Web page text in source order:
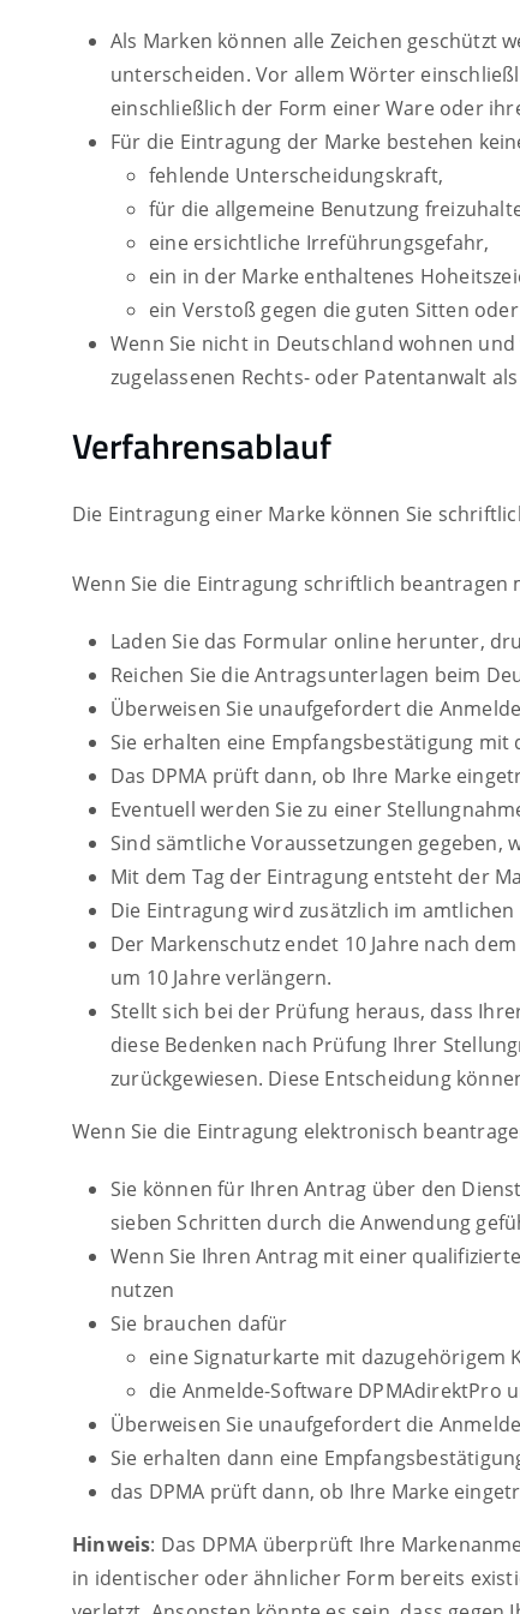
Als Marken können alle Zeichen geschützt
unterscheiden. Vor allem Wörter
einschließlich der Form einer Ware oder
Für die Eintragung der Marke bestehen
fehlende Unterscheidungskraft,
für die allgemeine Benutzung
eine ersichtliche Irreführungsgefahr,
ein in der Marke enthaltenes
ein Verstoß gegen die guten Sitten
Wenn Sie nicht in Deutschland wohnen
zugelassenen Rechts- oder Patentanwalt
Verfahrensablauf
Die Eintragung einer Marke können Sie
Wenn Sie die Eintragung schriftlich beantragen
Laden Sie das Formular online herunter,
Reichen Sie die Antragsunterlagen beim
Überweisen Sie unaufgefordert die
Sie erhalten eine Empfangsbestätigung
Das DPMA prüft dann, ob Ihre Marke
Eventuell werden Sie zu einer
Sind sämtliche Voraussetzungen
Mit dem Tag der Eintragung entsteht der
Die Eintragung wird zusätzlich im
Der Markenschutz endet 10 Jahre nach
um 10 Jahre verlängern.
Stellt sich bei der Prüfung heraus, dass
diese Bedenken nach Prüfung Ihrer
zurückgewiesen. Diese Entscheidung
Wenn Sie die Eintragung elektronisch
Sie können für Ihren Antrag über den
sieben Schritten durch die Anwendung
Wenn Sie Ihren Antrag mit einer
nutzen
Sie brauchen dafür
eine Signaturkarte mit dazugehörigem
die Anmelde-Software DPMAdirektPro
Überweisen Sie unaufgefordert die
Sie erhalten dann eine
das DPMA prüft dann, ob Ihre Marke
Hinweis: Das DPMA überprüft Ihre
in identischer oder ähnlicher Form bereits